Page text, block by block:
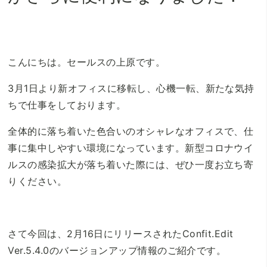
こんにちは。セールスの上原です。
3月1日より新オフィスに移転し、心機一転、新たな気持
ちで仕事をしております。
全体的に落ち着いた色合いのオシャレなオフィスで、仕
事に集中しやすい環境になっています。新型コロナウイ
ルスの感染拡大が落ち着いた際には、ぜひ一度お立ち寄
りください。
さて今回は、2月16日にリリースされたConfit.Edit
Ver.5.4.0のバージョンアップ情報のご紹介です。